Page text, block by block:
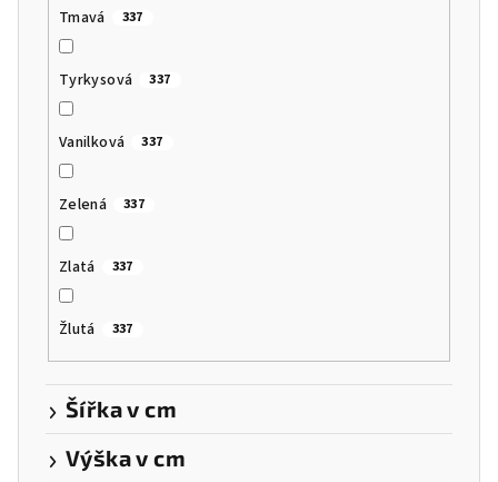
Tmavá 337
Tyrkysová 337
Vanilková 337
Zelená 337
Zlatá 337
Žlutá 337
Šířka v cm
Výška v cm